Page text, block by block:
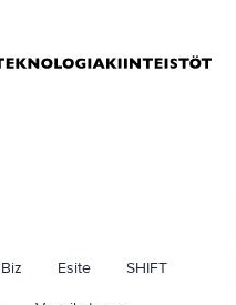
Biz Esite SHIFT